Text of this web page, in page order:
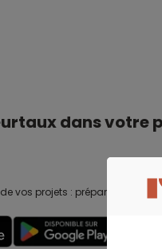
dans votre
de vos projets : préparez-les,